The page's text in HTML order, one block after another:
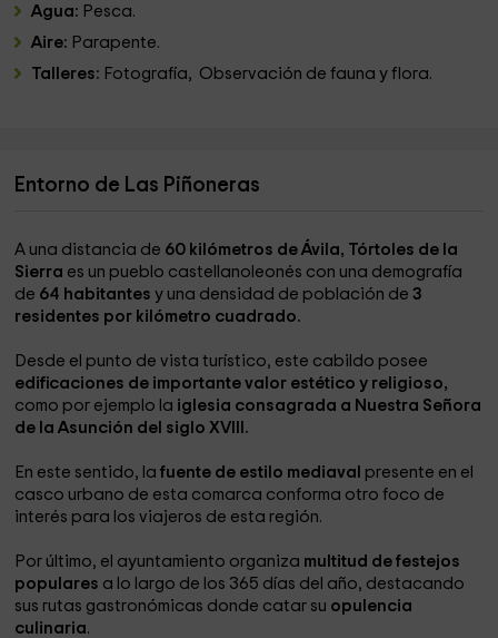
Agua: Pesca.
Aire: Parapente.
Talleres: Fotografía, Observación de fauna y flora.
Entorno de Las Piñoneras
A una distancia de 60 kilómetros de Ávila, Tórtoles de la
Sierra es un pueblo castellanoleonés con una demografía
de 64 habitantes y una densidad de población de3
residentes por kilómetro cuadrado.
Desde el punto de vista turístico, este cabildo posee
edificaciones de importante valor estético y religioso,
como por ejemplo la iglesia consagrada a Nuestra Señora
de la Asunción del siglo XVIII.
En este sentido, la fuente de estilo mediaval presente en el
casco urbano de esta comarca conforma otro foco de
interés para los viajeros de esta región.
Por último, el ayuntamiento organiza multitud de festejos
populares a lo largo de los 365 días del año, destacando
sus rutas gastronómicas donde catar su opulencia
culinaria.